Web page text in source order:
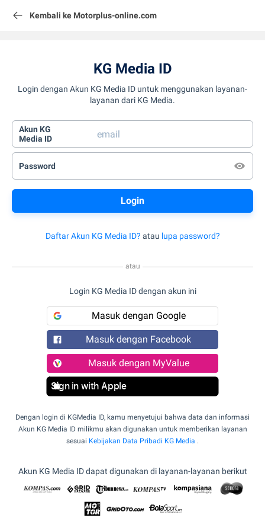
Kembali ke Motorplus-online.com
KG Media ID
Login dengan Akun KG Media ID untuk menggunakan layanan-
layanan dari KG Media.
Akun KG
Media ID
Password
Daftar Akun KG Media ID? atau lupa password?
atau
Login KG Media ID dengan akun ini
Masuk dengan Google
Masuk dengan Facebook
Masuk dengan MyValue
Sign in with Apple
Dengan login di KGMedia ID, kamu menyetujui bahwa data dan informasi
Akun KG Media ID milikmu akan digunakan untuk memberikan layanan
sesuai Kebijakan Data Pribadi KG Media .
Akun KG Media ID dapat digunakan di layanan-layanan berikut